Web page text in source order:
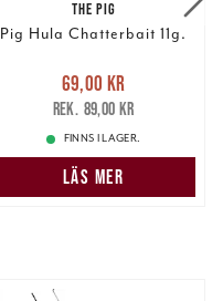
THE PIG
Pig Hula Chatterbait 11g.
Nuvarande pris
69,00 krTidigare pris
89,00 kr
69,00 kr
89,00 kr
FINNS I LAGER.
LÄS MER